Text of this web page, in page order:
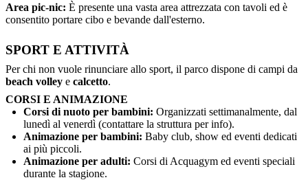
Area pic-nic: È presente una vasta area attrezzata con tavoli ed è
consentito portare cibo e bevande dall'esterno.
SPORT E ATTIVITÀ
Per chi non vuole rinunciare allo sport, il parco dispone di campi da
beach volley e calcetto.
CORSI E ANIMAZIONE
Corsi di nuoto per bambini: Organizzati settimanalmente, dal
lunedì al venerdì (contattare la struttura per info).
Animazione per bambini: Baby club, show ed eventi dedicati
ai più piccoli.
Animazione per adulti: Corsi di Acquagym ed eventi speciali
durante la stagione.